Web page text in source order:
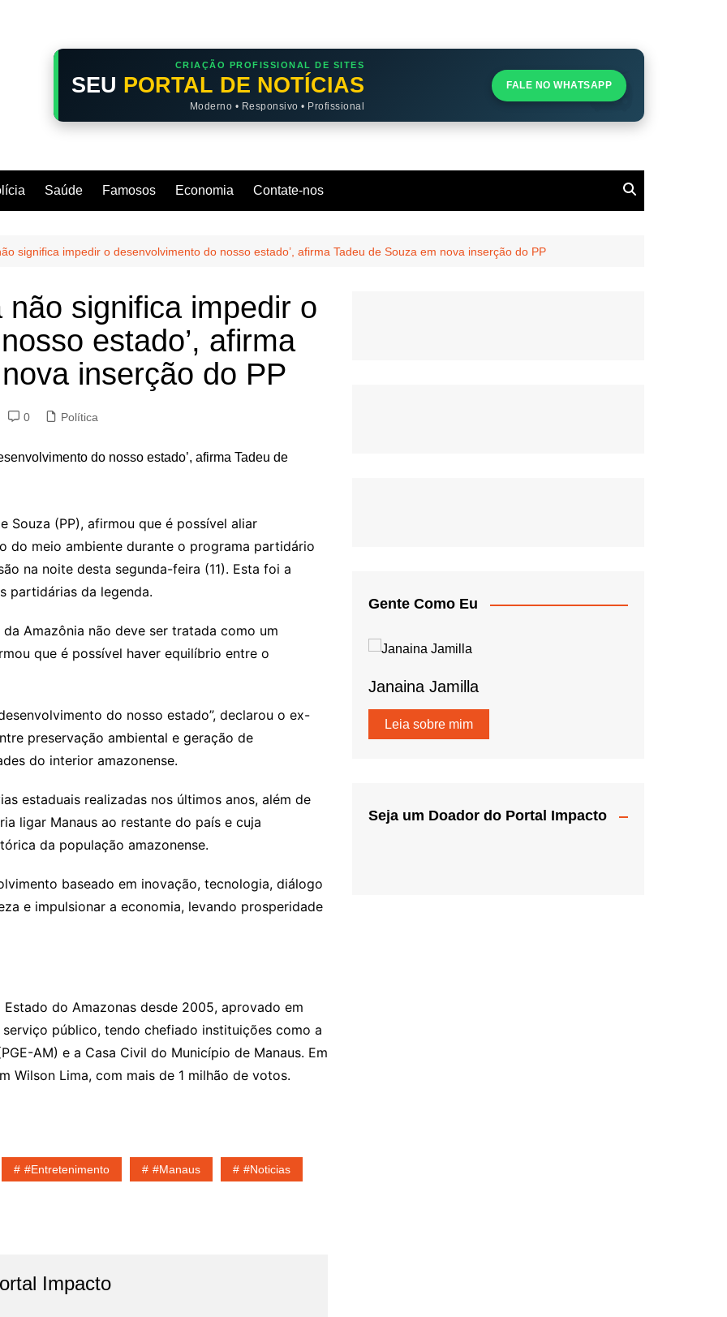
CRIAÇÃO PROFISSIONAL DE SITES
SEU PORTAL DE NOTÍCIAS
Moderno • Responsivo • Profissional
FALE NO WHATSAPP
Saúde Famosos Economia Contate-nos
significa impedir o desenvolvimento do nosso estado’, afirma Tadeu de Souza em nova inserção do PP
não significa impedir o
estado’, afirma
inserção do PP
0 Política
Souza (PP), afirmou que é possível aliar
do meio ambiente durante o programa partidário
na noite desta segunda-feira (11). Esta foi a
partidárias da legenda.
Amazônia não deve ser tratada como um
que é possível haver equilíbrio entre o
do nosso estado”, declarou o ex-
preservação ambiental e geração de
do interior amazonense.
estaduais realizadas nos últimos anos, além de
ligar Manaus ao restante do país e cuja
da população amazonense.
baseado em inovação, tecnologia, diálogo
e impulsionar a economia, levando prosperidade
do Amazonas desde 2005, aprovado em
público, tendo chefiado instituições como a
AM) e a Casa Civil do Município de Manaus. Em
Wilson Lima, com mais de 1 milhão de votos.
#entretenimento #Manaus #noticias
Impacto
Gente Como Eu
Janaina Jamilla
Leia sobre mim
Seja um Doador do Portal Impacto